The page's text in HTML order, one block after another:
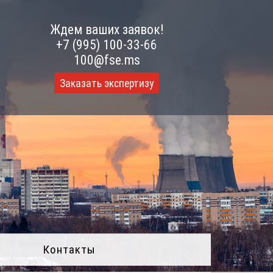
Ждем ваших заявок!
+7 (995) 100-33-66
100@fse.ms
Заказать экспертизу
Контакты